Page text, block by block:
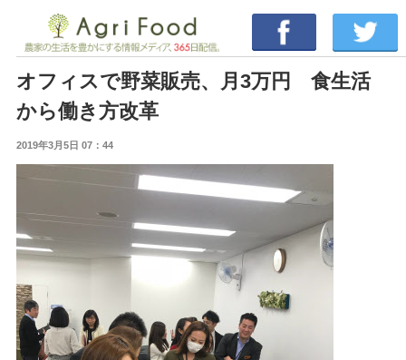
オフィスで野菜販売、月3万円 食生活
から働き方改革
2019年3月5日 07：44